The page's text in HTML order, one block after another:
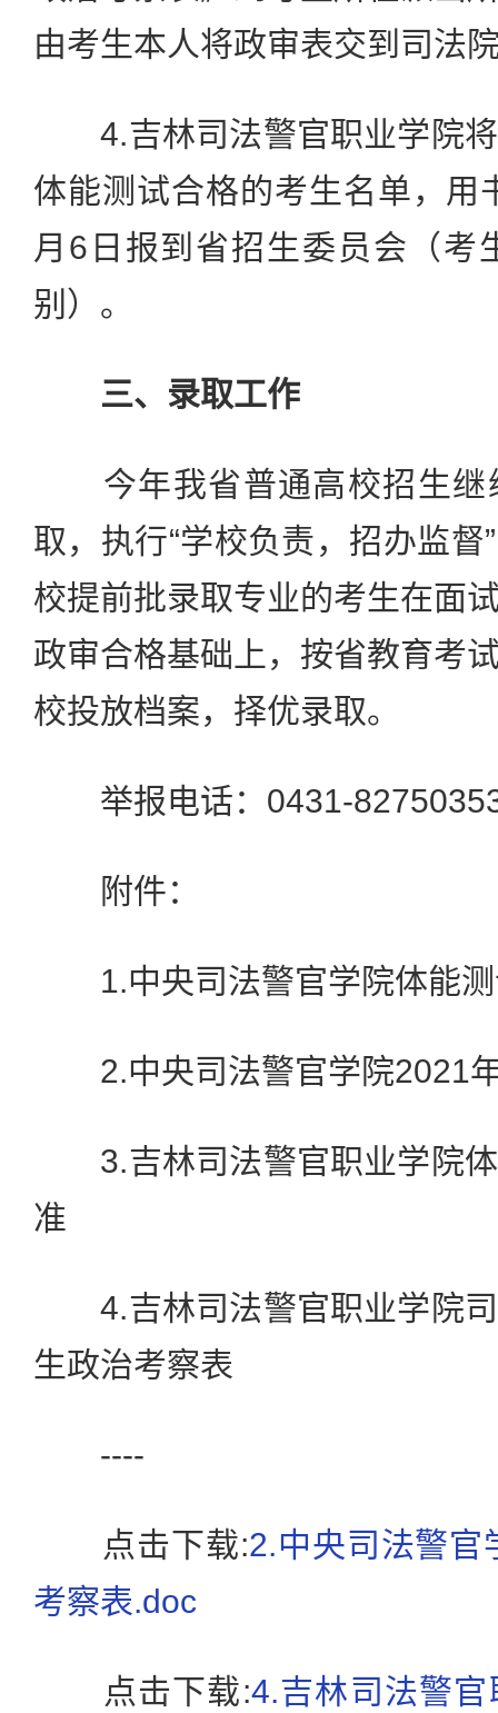
由考生本人将政审表交到司法
4.吉林司法警官职业学院将
体能测试合格的考生名单，用
月6日报到省招生委员会（考
别）。
三、录取工作
今年我省普通高校招生继
取，执行“学校负责，招办监督
校提前批录取专业的考生在面
政审合格基础上，按省教育考
校投放档案，择优录取。
举报电话：0431-
附件：
1.中央司法警官学院体能测
2.中央司法警官学院2021年
3.吉林司法警官职业学院体
准
4.吉林司法警官职业学院司
生政治考察表
----
点击下载:2.中央司法警官
考察表.doc
点击下载:4.吉林司法警